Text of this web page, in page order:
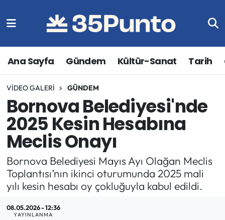
Ana Sayfa Gündem Kültür-Sanat Tarih
VIDEO GALERI GÜNDEM
Bornova Belediyesi'nde
2025 Kesin Hesabına
Meclis Onayı
Bornova Belediyesi Mayıs Ayı Olağan Meclis
Toplantısı’nın ikinci oturumunda 2025 mali
yılı kesin hesabı oy çokluğuyla kabul edildi.
08.05.2026 - 12:36
YAYINLANMA